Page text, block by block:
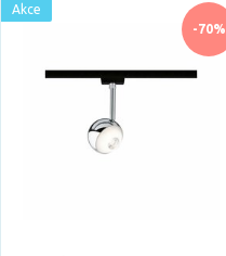
Počet světelných zdrojů
-70%
Akce